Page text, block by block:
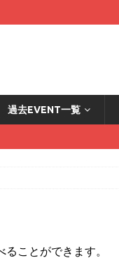
過去EVENT一覧
ことができます。